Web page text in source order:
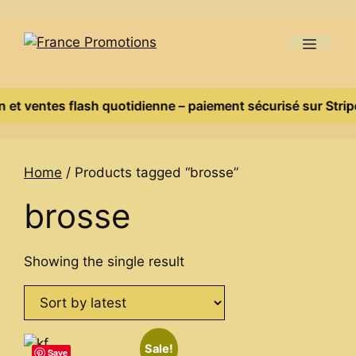
content
Menu
et ventes flash quotidienne – paiement sécurisé sur
Home / Products tagged “brosse”
brosse
Showing the single result
Save Sale!